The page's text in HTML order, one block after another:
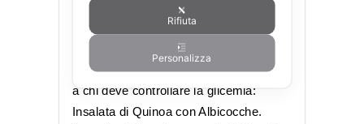
albicocche
Lug 11, 2024 Contorni,Ricette
Insalata di Quinoa con Albicocche Ecco
una ricetta semplice semplice e adatta
a chi deve controllare la glicemia:
Insalata di Quinoa con Albicocche.
Rifiuta
Personalizza